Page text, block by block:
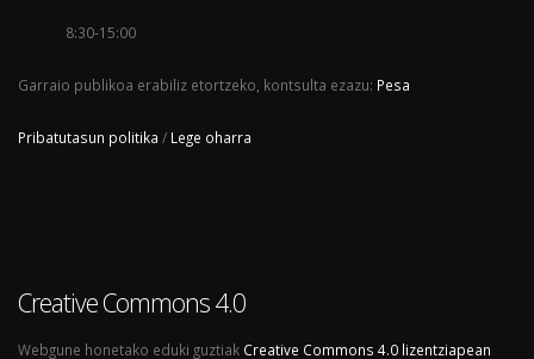
8:30-15:00
Garraio publikoa erabiliz etortzeko, kontsulta ezazu: Pesa
Pribatutasun politika / Lege oharra
Creative Commons 4.0
Webgune honetako eduki guztiak Creative Commons 4.0 lizentziapean